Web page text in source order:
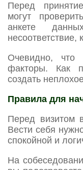
Перед
могут
анкете
несоответствие,
Очевидно, что
факторы. Как
создать
Правила для
Перед визитом
Вести себя
спокойной и
На